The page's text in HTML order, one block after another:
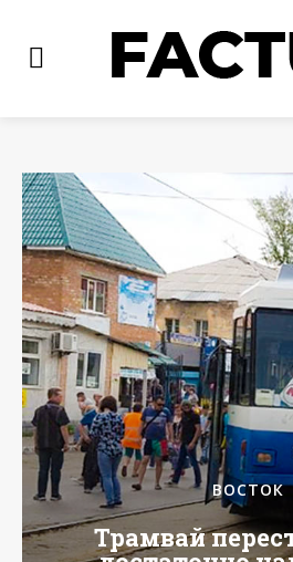
ВОСТОК
Трамвай